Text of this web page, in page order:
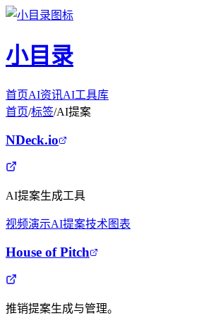
小目录
首页AI资讯AI工具库
首页/标签/AI提案
NDeck.io
AI提案生成工具
视频演示AI提案技术图表
House of Pitch
推销提案生成与管理。